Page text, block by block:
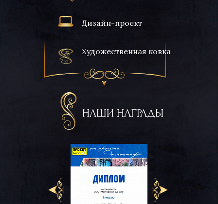
Дизайн-проект
Художественная ковка
НАШИ НАГРАДЫ